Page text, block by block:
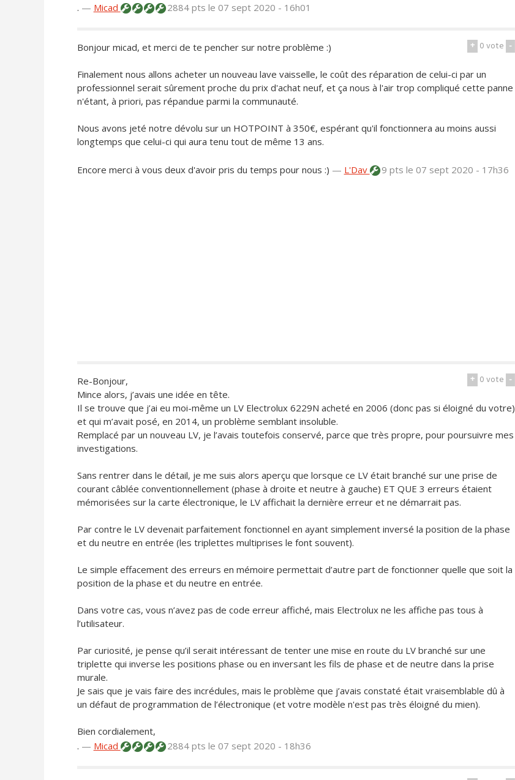
. — Micad 2884 pts le 07 sept 2020 - 16h01
+ 0vote -
Bonjour micad, et merci de te pencher sur notre problème :)
Finalement nous allons acheter un nouveau lave vaisselle, le coût des réparation de celui-ci par un
professionnel serait sûrement proche du prix d'achat neuf, et ça nous à l'air trop compliqué cette panne
n'étant, à priori, pas répandue parmi la communauté.
Nous avons jeté notre dévolu sur un HOTPOINT à 350€, espérant qu'il fonctionnera au moins aussi
longtemps que celui-ci qui aura tenu tout de même 13 ans.
Encore merci à vous deux d'avoir pris du temps pour nous :) — L'Dav 9 pts le 07 sept 2020 - 17h36
+ 0vote -
Re-Bonjour,
Mince alors, j’avais une idée en tête.
Il se trouve que j’ai eu moi-même un LV Electrolux 6229N acheté en 2006 (donc pas si éloigné du votre)
et qui m’avait posé, en 2014, un problème semblant insoluble.
Remplacé par un nouveau LV, je l’avais toutefois conservé, parce que très propre, pour poursuivre mes
investigations.
Sans rentrer dans le détail, je me suis alors aperçu que lorsque ce LV était branché sur une prise de
courant câblée conventionnellement (phase à droite et neutre à gauche) ET QUE 3 erreurs étaient
mémorisées sur la carte électronique, le LV affichait la dernière erreur et ne démarrait pas.
Par contre le LV devenait parfaitement fonctionnel en ayant simplement inversé la position de la phase
et du neutre en entrée (les triplettes multiprises le font souvent).
Le simple effacement des erreurs en mémoire permettait d’autre part de fonctionner quelle que soit la
position de la phase et du neutre en entrée.
Dans votre cas, vous n’avez pas de code erreur affiché, mais Electrolux ne les affiche pas tous à
l’utilisateur.
Par curiosité, je pense qu’il serait intéressant de tenter une mise en route du LV branché sur une
triplette qui inverse les positions phase ou en inversant les fils de phase et de neutre dans la prise
murale.
Je sais que je vais faire des incrédules, mais le problème que j’avais constaté était vraisemblable dû à
un défaut de programmation de l’électronique (et votre modèle n'est pas très éloigné du mien).
Bien cordialement,
. — Micad 2884 pts le 07 sept 2020 - 18h36